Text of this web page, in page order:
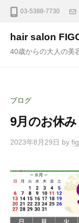
03-5388-7730
hair salon
40歳からの大人の美
ブログ
9月のお休み
2023年8月29日 by